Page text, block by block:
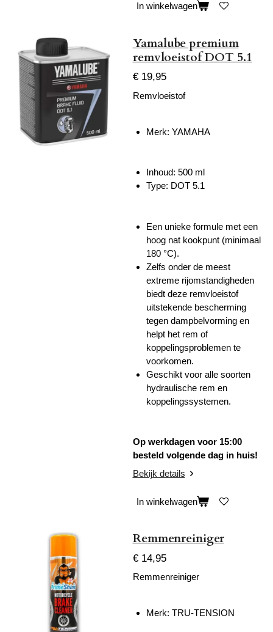
In winkelwagen
Yamalube premium
remvloeistof DOT 5.1
€ 19,95
Remvloeistof
Merk: YAMAHA
Inhoud: 500 ml
Type: DOT 5.1
Een unieke formule met een
hoog nat kookpunt (minimaal
180 °C).
Zelfs onder de meest
extreme rijomstandigheden
biedt deze remvloeistof
uitstekende bescherming
tegen dampbelvorming en
helpt het rem of
koppelingsproblemen te
voorkomen.
Geschikt voor alle soorten
hydraulische rem en
koppelingssystemen.
Op werkdagen voor 15:00
besteld volgende dag in huis!
Bekijk details
In winkelwagen
Remmenreiniger
€ 14,95
Remmenreiniger
Merk: TRU-TENSION